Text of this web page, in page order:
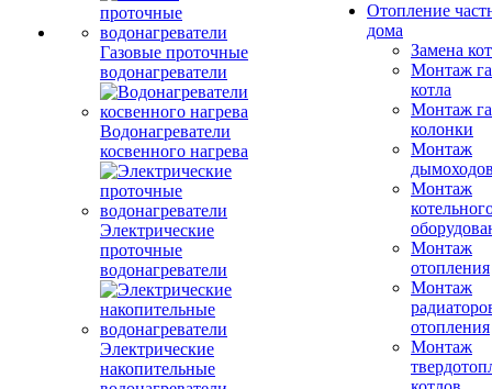
Газовые проточные
водонагреватели
Водонагреватели
косвенного нагрева
Электрические
проточные
водонагреватели
Электрические
накопительные
Отопление
дома
Замена
Монтаж
котла
Монтаж
колонки
Монтаж
Монтаж
Монтаж
отопления
Монтаж
отопления
Монтаж